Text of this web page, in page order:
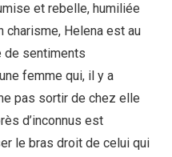
et rebelle, humiliée
charisme, Helena est au
de sentiments
femme qui, il y a
pas sortir de chez elle
d’inconnus est
le bras droit de celui qui